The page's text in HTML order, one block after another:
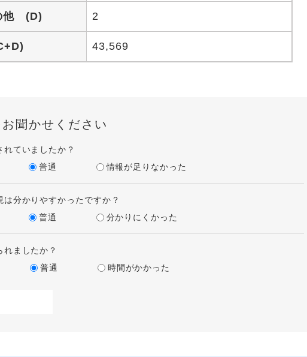
他 (D) 2
43,569
聞かせください
ていましたか？
普通 情報が足りなかった
分かりやすかったですか？
普通 分かりにくかった
ましたか？
普通 時間がかかった